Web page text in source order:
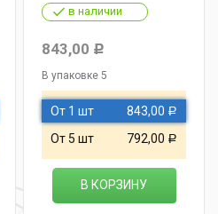
в наличии
843,00 Р
В упаковке 5
От 1 шт 843,00 Р
От 5 шт 792,00 Р
В КОРЗИНУ